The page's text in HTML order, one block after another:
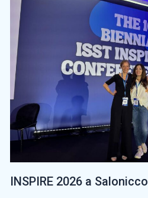
INSPIRE 2026 a Salonicco